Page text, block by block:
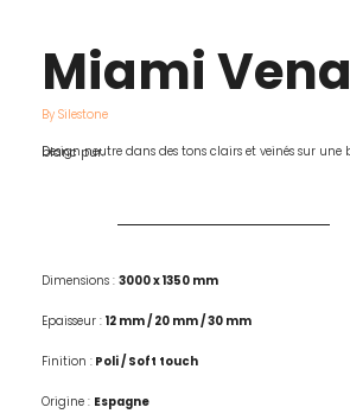
Miami Vena
By Silestone
Design neutre dans des tons clairs et veinés sur une base d’un blanc pur.
Dimensions : 3000 x 1350 mm
Epaisseur : 12 mm / 20 mm / 30 mm
Finition :Poli / Soft touch
Origine : Espagne